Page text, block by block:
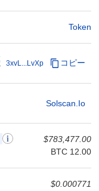
Token
3xvL...LvXp コピー
Solscan.io
$783,477.00
BTC 12.00
$0.000771